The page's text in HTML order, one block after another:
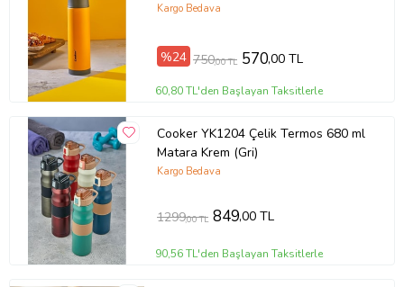
Şimdi Sipariş Verin!
Stil sahibi, teknolojik ve fonksiyonel bir termos arıyorsanız Dereceli
Termos tam size göre!
Stoklarla sınırlı bu özel ürünü kaçırmayın şimdi sipariş verin ve farkı
hissedin!
Ürün Kodu:kcm71428544
Kargo Bedava
%24 750,00 TL 570,00 TL
60,80 TL'den Başlayan Taksitlerle
Cooker YK1204 Çelik Termos 680 ml
Matara Krem (Gri)
Kargo Bedava
1299,00 TL 849,00 TL
90,56 TL'den Başlayan Taksitlerle